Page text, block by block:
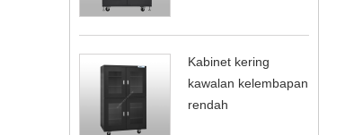
Kabinet kering
kawalan kelembapan
rendah